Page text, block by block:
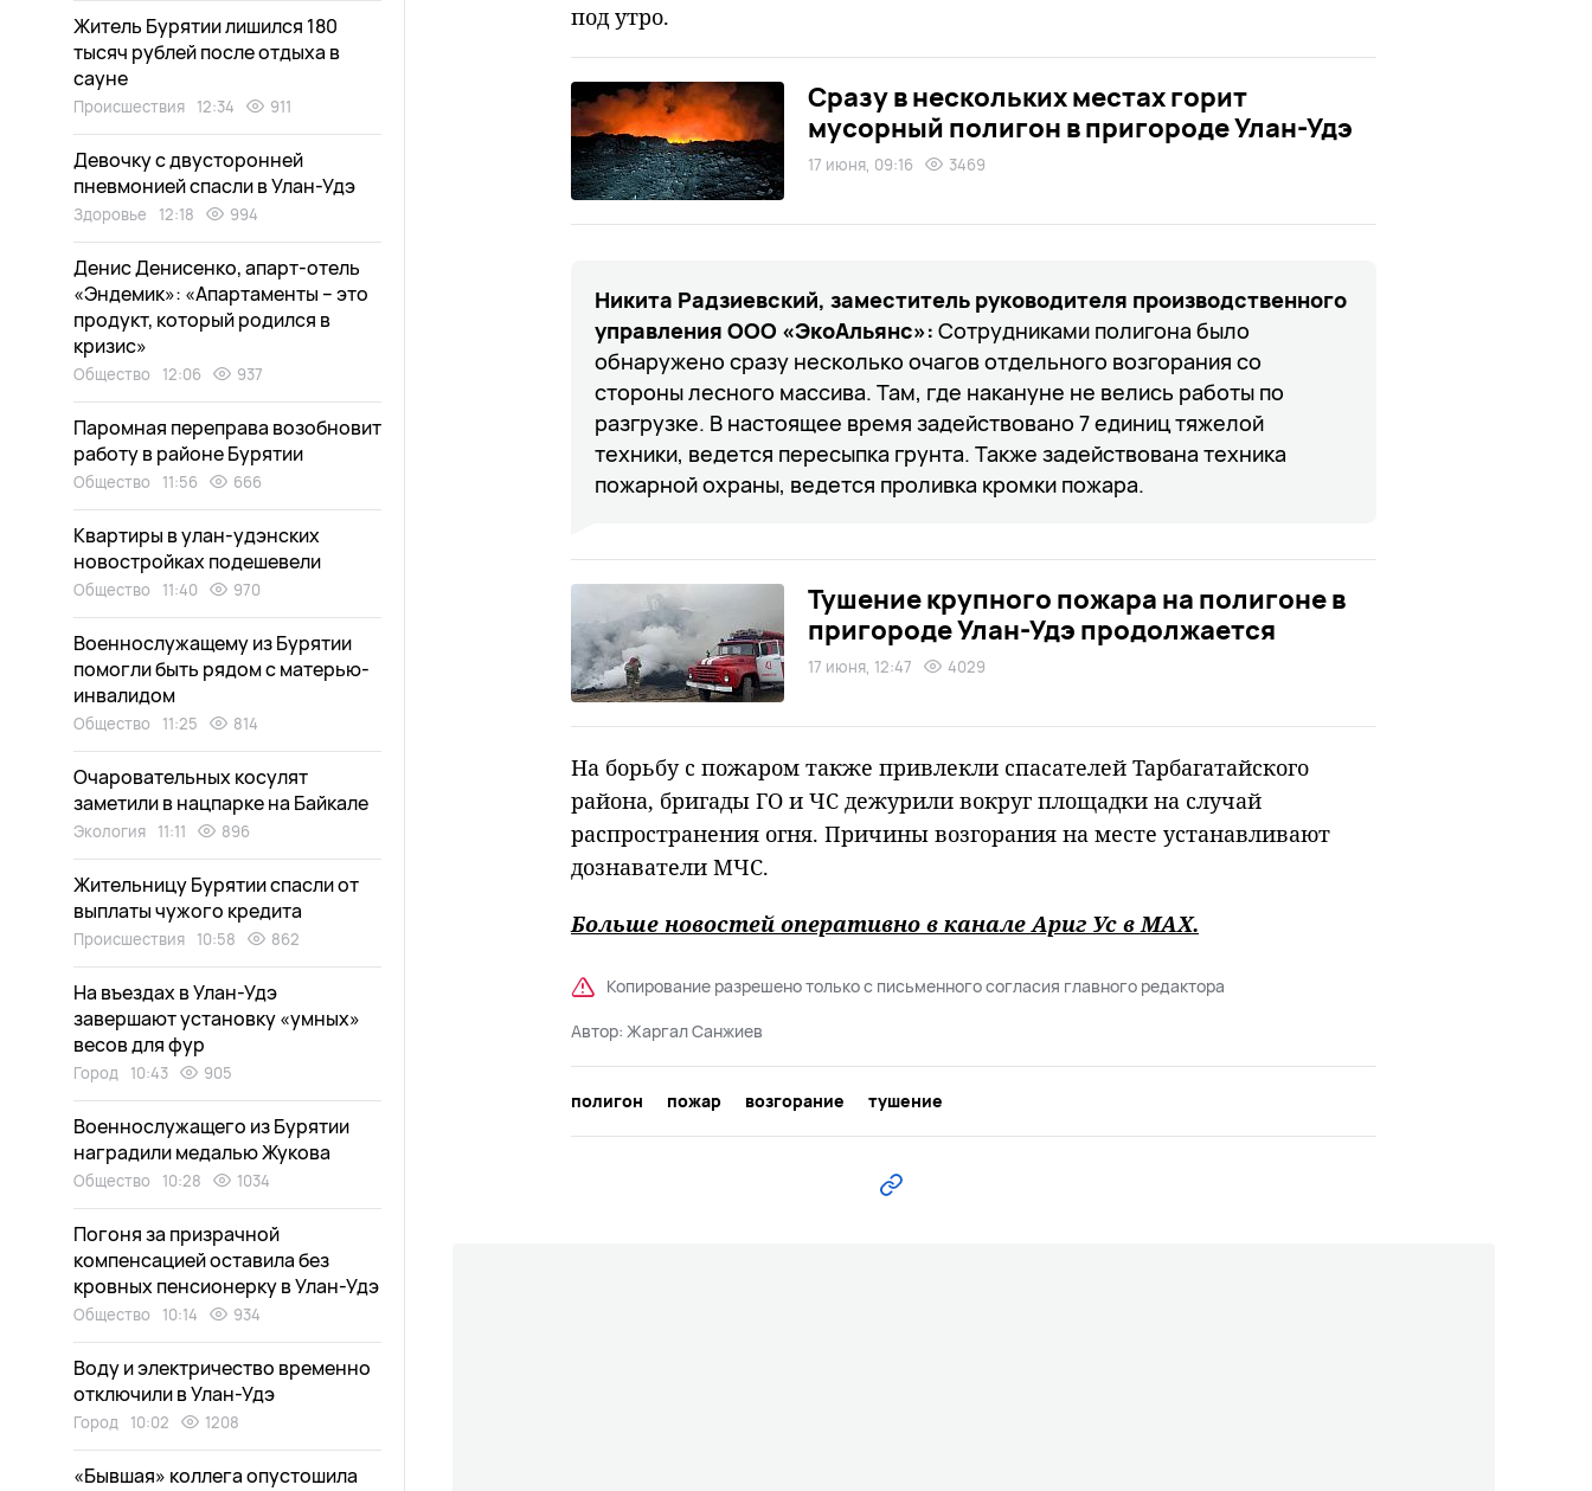
под утро.
Сразу в нескольких местах горит
мусорный полигон в пригороде Улан-Удэ
17 июня, 09:16 3469
Никита Радзиевский, заместитель руководителя производственного
управления ООО «ЭкоАльянс»: Сотрудниками полигона было
обнаружено сразу несколько очагов отдельного возгорания со
стороны лесного массива. Там, где накануне не велись работы по
разгрузке. В настоящее время задействовано 7 единиц тяжелой
техники, ведется пересыпка грунта. Также задействована техника
пожарной охраны, ведется проливка кромки пожара.
Тушение крупного пожара на полигоне в
пригороде Улан-Удэ продолжается
17 июня, 12:47 4029
На борьбу с пожаром также привлекли спасателей Тарбагатайского
района, бригады ГО и ЧС дежурили вокруг площадки на случай
распространения огня. Причины возгорания на месте устанавливают
дознаватели МЧС.
Больше новостей оперативно в канале Ариг Ус в MAХ.
Копирование разрешено только с письменного согласия главного редактора
Автор: Жаргал Санжиев
полигон пожар возгорание тушение
Житель Бурятии лишился 180
тысяч рублей после отдыха в
сауне
Происшествия 12:34 911
Девочку с двусторонней
пневмонией спасли в Улан-Удэ
Здоровье 12:18 994
Денис Денисенко, апарт-отель
«Эндемик»: «Апартаменты – это
продукт, который родился в
кризис»
Общество 12:06 937
Паромная переправа возобновит
работу в районе Бурятии
Общество 11:56 666
Квартиры в улан-удэнских
новостройках подешевели
Общество 11:40 970
Военнослужащему из Бурятии
помогли быть рядом с матерью-
инвалидом
Общество 11:25 814
Очаровательных косулят
заметили в нацпарке на Байкале
Экология 11:11 896
Жительницу Бурятии спасли от
выплаты чужого кредита
Происшествия 10:58 862
На въездах в Улан-Удэ
завершают установку «умных»
весов для фур
Город 10:43 905
Военнослужащего из Бурятии
наградили медалью Жукова
Общество 10:28 1034
Погоня за призрачной
компенсацией оставила без
кровных пенсионерку в Улан-Удэ
Общество 10:14 934
Воду и электричество временно
отключили в Улан-Удэ
Город 10:02 1208
«Бывшая» коллега опустошила